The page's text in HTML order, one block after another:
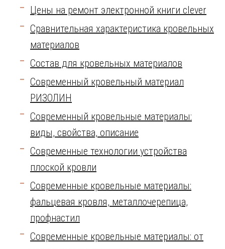
Цены на ремонт электронной книги clever
Сравнительная характеристика кровельных
материалов
Состав для кровельных материалов
Современный кровельный материал
РИЗОЛИН
Современный кровельные материалы:
виды, свойства, описание
Современные технологии устройства
плоской кровли
Современные кровельные материалы:
фальцевая кровля, металлочерепица,
профнастил
Современные кровельные материалы: от